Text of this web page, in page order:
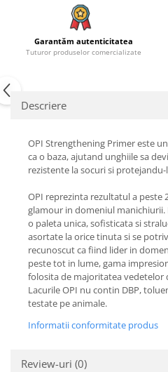
Garantăm autenticitatea
Tuturor produselor comercializate
Descriere
OPI Strengthening Primer este
ca o baza, ajutand unghiile sa
rezistente la socuri si
OPI reprezinta rezultatul a peste
glamour in domeniul manichiurii.
o paleta unica, sofisticata si
asortate la orice tinuta si se
recunoscut ca fiind lider in
peste tot in lume, gama
folosita de majoritatea vedetelor
Lacurile OPI nu contin DBP,
testate pe animale.
Informatii conformitate produs
Review-uri (0)